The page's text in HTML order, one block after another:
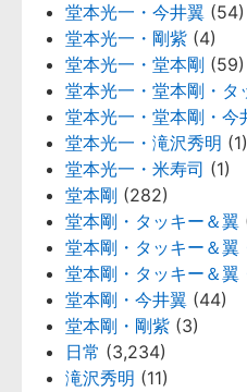
堂本光一・今井翼 (54)
堂本光一・剛紫 (4)
堂本光一・堂本剛 (59)
堂本光一・堂本剛・タ
堂本光一・堂本剛・今
堂本光一・滝沢秀明 (1)
堂本光一・米寿司 (1)
堂本剛 (282)
堂本剛・タッキー＆翼
堂本剛・タッキー＆翼
堂本剛・タッキー＆翼
堂本剛・今井翼 (44)
堂本剛・剛紫 (3)
日常 (3,234)
滝沢秀明 (11)